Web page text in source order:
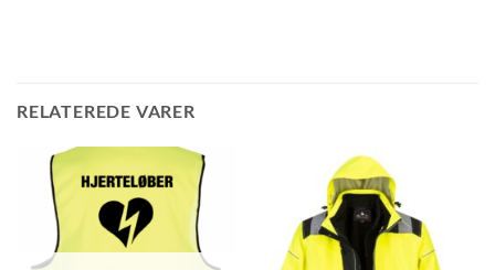
RELATEREDE VARER